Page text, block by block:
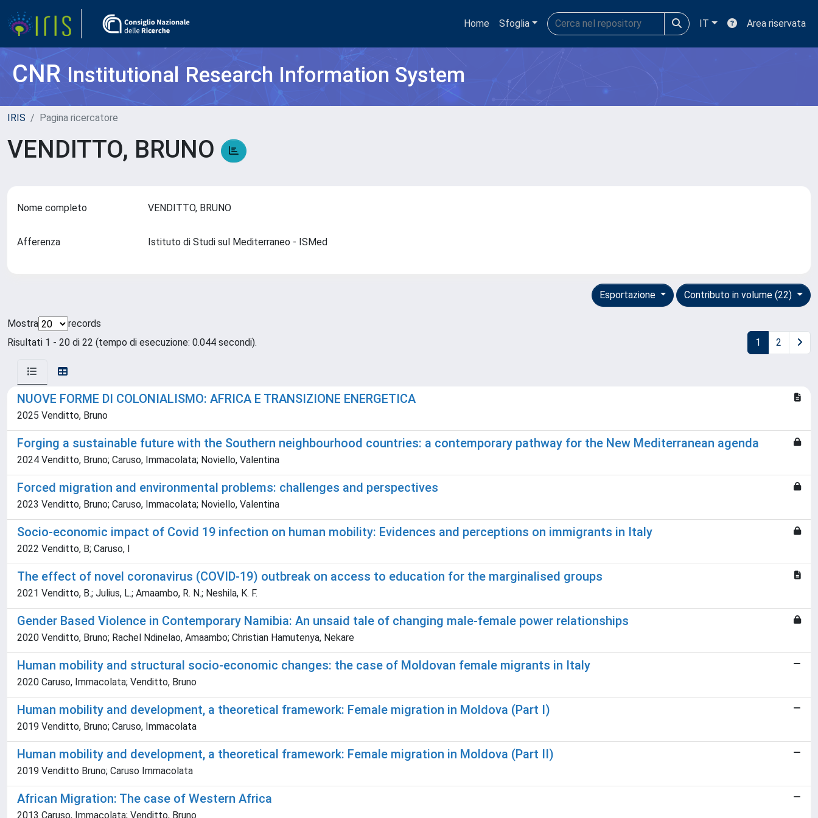
Home Sfoglia IT Area riservata
CNRInstitutional Research Information System
IRIS Pagina ricercatore
VENDITTO, BRUNO
Nome completo VENDITTO, BRUNO
Afferenza Istituto di Studi sul Mediterraneo - ISMed
Contributo in volume (22)
Esportazione
Mostra
records
Risultati 1 - 20 di 22 (tempo di esecuzione: 0.044 secondi).
1 2
NUOVE FORME DI COLONIALISMO: AFRICA E TRANSIZIONE ENERGETICA
2025 Venditto, Bruno
Forging a sustainable future with the Southern neighbourhood countries: a contemporary pathway for the New Mediterranean agenda
2024 Venditto, Bruno; Caruso, Immacolata; Noviello, Valentina
Forced migration and environmental problems: challenges and perspectives
2023 Venditto, Bruno; Caruso, Immacolata; Noviello, Valentina
Socio-economic impact of Covid 19 infection on human mobility: Evidences and perceptions on immigrants in Italy
2022 Venditto, B; Caruso, I
The effect of novel coronavirus (COVID-19) outbreak on access to education for the marginalised groups
2021 Venditto, B.; Julius, L.; Amaambo, R. N.; Neshila, K. F.
Gender Based Violence in Contemporary Namibia: An unsaid tale of changing male-female power relationships
2020 Venditto, Bruno; Rachel Ndinelao, Amaambo; Christian Hamutenya, Nekare
Human mobility and structural socio-economic changes: the case of Moldovan female migrants in Italy
2020 Caruso, Immacolata; Venditto, Bruno
Human mobility and development, a theoretical framework: Female migration in Moldova (Part I)
2019 Venditto, Bruno; Caruso, Immacolata
Human mobility and development, a theoretical framework: Female migration in Moldova (Part II)
2019 Venditto Bruno; Caruso Immacolata
African Migration: The case of Western Africa
2013 Caruso, Immacolata; Venditto, Bruno